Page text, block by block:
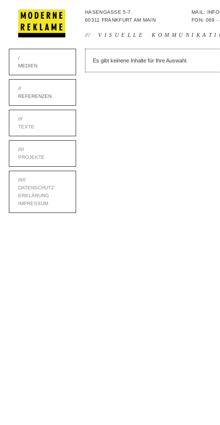
HASENGASSE 5-7
60311 FRANKFURT AM MAIN
MAIL:
FON: 069 -
/// VISUELLE
/
MEDIEN
//
REFERENZEN
///
TEXTE
////
PROJEKTE
/////
DATENSCHUTZ
ERKLÄRUNG
IMPRESSUM
Es gibt keinene Inhalte für Ihre Auswahl.